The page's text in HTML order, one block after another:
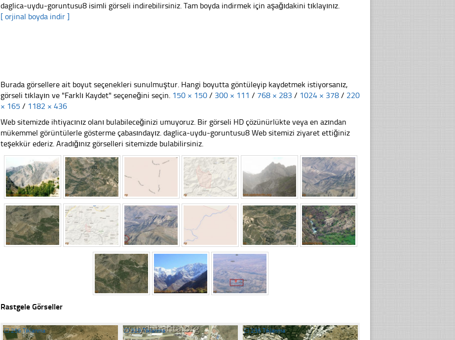
daglica-uydu-goruntusu8 isimli görseli indirebilirsiniz. Tam boyda indirmek için aşağıdakini tıklayınız.
[ orjinal boyda indir ]
Burada görsellere ait boyut seçenekleri sunulmuştur. Hangi boyutta göntüleyip kaydetmek istiyorsanız,
görseli tıklayın ve "Farklı Kaydet" seçeneğini seçin. 150 × 150 / 300 × 111 / 768 × 283 / 1024 × 378 / 220
× 165 / 1182 × 436
Web sitemizde ihtiyacınız olanı bulabileceğinizi umuyoruz. Bir görseli HD çözünürlükte veya en azından
mükemmel görüntülerle gösterme çabasındayız. daglica-uydu-goruntusu8 Web sitemizi ziyaret ettiğiniz
teşekkür ederiz. Aradığınız görselleri sitemizde bulabilirsiniz.
Rastgele Görseller
☐256 Tıklanma ☐329 Tıklanma ☐236 Tıklanma